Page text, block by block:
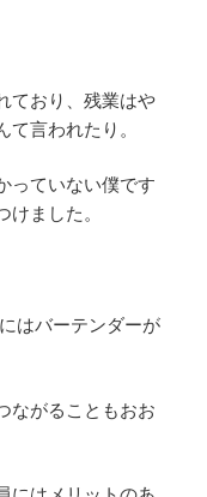
ており、残業はや
言われたり。
っていない僕です
ました。
はバーテンダーが
ながることもおお